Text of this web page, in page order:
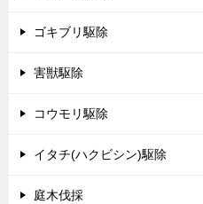
ゴキブリ駆除
害獣駆除
コウモリ駆除
イタチ(ハクビシン)駆除
庭木伐採